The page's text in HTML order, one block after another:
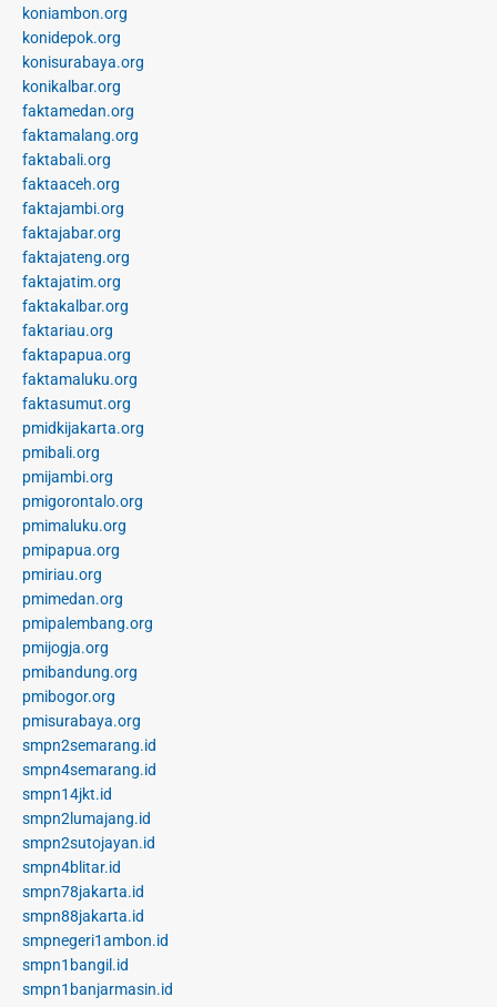
koniambon.org
konidepok.org
konisurabaya.org
konikalbar.org
faktamedan.org
faktamalang.org
faktabali.org
faktaaceh.org
faktajambi.org
faktajabar.org
faktajateng.org
faktajatim.org
faktakalbar.org
faktariau.org
faktapapua.org
faktamaluku.org
faktasumut.org
pmidkijakarta.org
pmibali.org
pmijambi.org
pmigorontalo.org
pmimaluku.org
pmipapua.org
pmiriau.org
pmimedan.org
pmipalembang.org
pmijogja.org
pmibandung.org
pmibogor.org
pmisurabaya.org
smpn2semarang.id
smpn4semarang.id
smpn14jkt.id
smpn2lumajang.id
smpn2sutojayan.id
smpn4blitar.id
smpn78jakarta.id
smpn88jakarta.id
smpnegeri1ambon.id
smpn1bangil.id
smpn1banjarmasin.id